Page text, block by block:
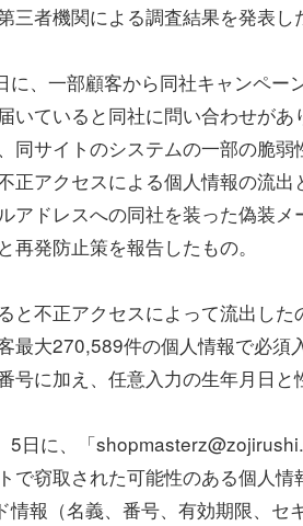
三者機関による調査結果を発表し
に、一部顧客から同社キャンペー
いていると同社に問い合わせがあ
同サイトのシステムの一部の脆弱
正アクセスによる個人情報の流出
アドレスへの同社を装った偽装
再発防止策を報告したもの。
と不正アクセスによって流出し
最大270,589件の個人情報で必須
号に加え、任意入力の生年月日と
5日に、「
で窃取された可能性のある個人
情報（名義、番号、有効期限、